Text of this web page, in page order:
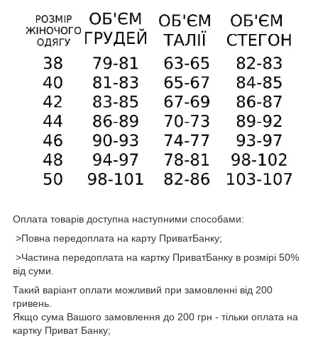
Оплата товарів доступна наступними способами:
>Повна передоплата на карту ПриватБанку;
>Частина передоплата на картку ПриватБанку в розмірі 50%
від суми.
Такий варіант оплати можливий при замовленні від 200
гривень.
Якщо сума Вашого замовлення до 200 грн - тільки оплата на
картку Приват Банку;